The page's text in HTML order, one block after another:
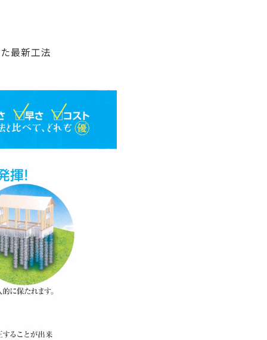
最新工法